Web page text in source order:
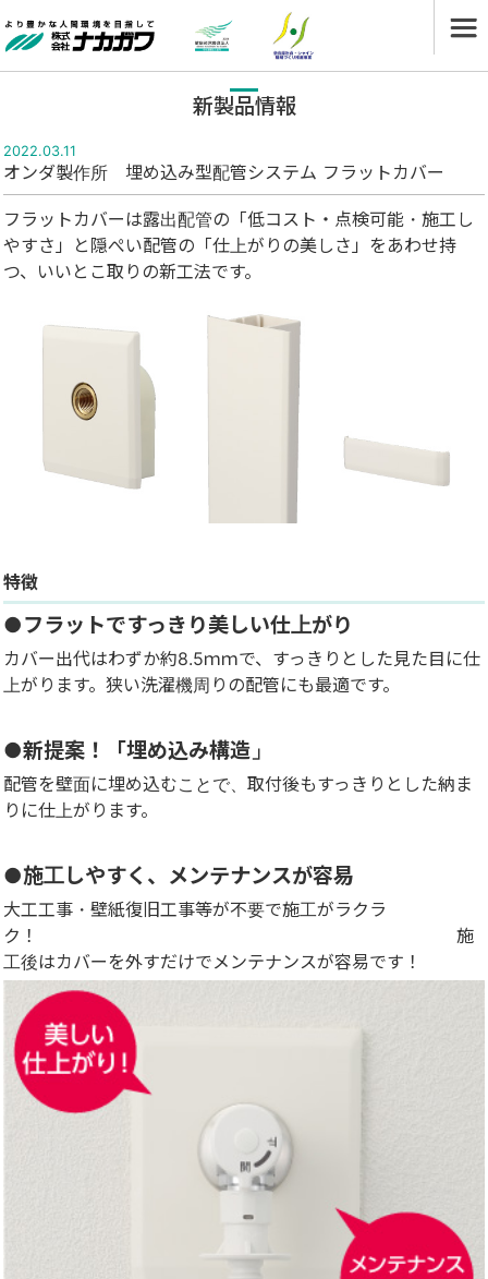
新製品情報
2022.03.11
オンダ製作所 埋め込み型配管システム フラットカバー
フラットカバーは露出配管の「低コスト・点検可能・施工し
やすさ」と隠ぺい配管の「仕上がりの美しさ」をあわせ持
つ、いいとこ取りの新工法です。
特徴
●フラットですっきり美しい仕上がり
カバー出代はわずか約8.5ｍｍで、すっきりとした見た目に仕
上がります。狭い洗濯機周りの配管にも最適です。
●新提案！「埋め込み構造」
配管を壁面に埋め込むことで、取付後もすっきりとした納ま
りに仕上がります。
●施工しやすく、メンテナンスが容易
大工工事・壁紙復旧工事等が不要で施工がラクラ
ク！ 施
工後はカバーを外すだけでメンテナンスが容易です！